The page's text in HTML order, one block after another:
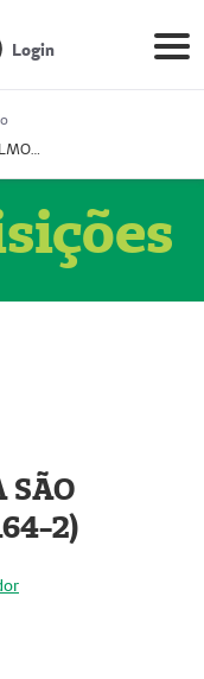
Login
Prestador OFTALMOCLÍNICA SÃO GONÇALO (55004164-2)
SÃO
2)